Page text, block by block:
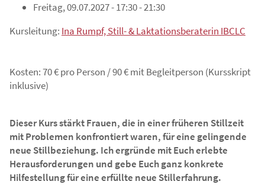
Freitag, 09.07.2027 - 17:30 - 21:30
Kursleitung: Ina Rumpf, Still- & Laktationsberaterin IBCLC
Kosten: 70 € pro Person / 90 € mit Begleitperson (Kursskript
inklusive)
Dieser Kurs stärkt Frauen, die in einer früheren Stillzeit
mit Problemen konfrontiert waren, für eine gelingende
neue Stillbeziehung. Ich ergründe mit Euch erlebte
Herausforderungen und gebe Euch ganz konkrete
Hilfestellung für eine erfüllte neue Stillerfahrung.